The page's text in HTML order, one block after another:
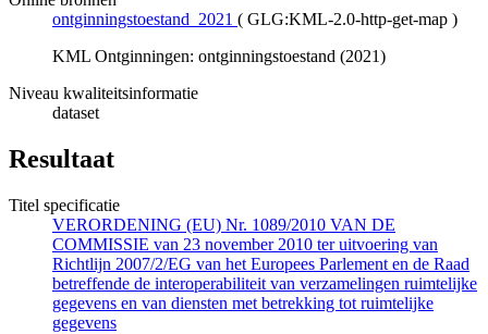
ontginningstoestand_2021 ( GLG:KML-2.0-http-get-map )
KML Ontginningen: ontginningstoestand (2021)
Niveau kwaliteitsinformatie
dataset
Resultaat
Titel specificatie
VERORDENING (EU) Nr. 1089/2010 VAN DE
COMMISSIE van 23 november 2010 ter uitvoering van
Richtlijn 2007/2/EG van het Europees Parlement en de Raad
betreffende de interoperabiliteit van verzamelingen ruimtelijke
gegevens en van diensten met betrekking tot ruimtelijke
gegevens